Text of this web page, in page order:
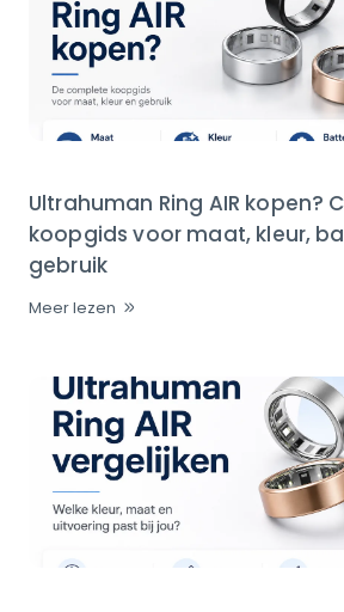
Ultrahuman Ring AIR kopen?
koopgids voor maat, kleur,
gebruik
Meer lezen